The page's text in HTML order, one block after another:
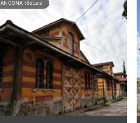
ANCONA (60125)